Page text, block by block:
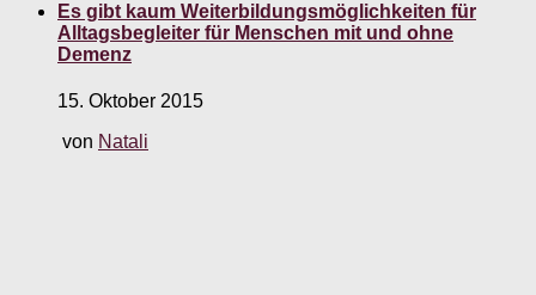
Es gibt kaum Weiterbildungsmöglichkeiten für
Alltagsbegleiter für Menschen mit und ohne
Demenz
15. Oktober 2015
von Natali